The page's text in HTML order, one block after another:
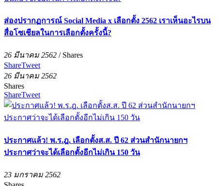
ส่องปรากฏการณ์ Social Media x เลือกตั้ง 2562 เราเห็นอะไรบน
สื่อโซเชียลในการเลือกตั้งครั้งนี้?
26 มีนาคม 2562 / Shares
ShareTweet
26 มีนาคม 2562
Shares
ShareTweet
ประกาศแล้ว! พ.ร.ฎ. เลือกตั้งส.ส. ปี 62 ส่วนสำนักนายกฯ
ประกาศว่าจะได้เลือกตั้งอีกไม่เกิน 150 วัน
23 มกราคม 2562